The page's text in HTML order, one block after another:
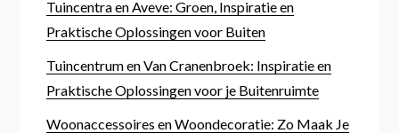
Tuincentra en Aveve: Groen, Inspiratie en
Praktische Oplossingen voor Buiten
Tuincentrum en Van Cranenbroek: Inspiratie en
Praktische Oplossingen voor je Buitenruimte
Woonaccessoires en Woondecoratie: Zo Maak Je